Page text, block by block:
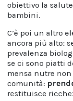
obiettivo la
bambini.
C’è poi un altro
ancora più alto:
prevalenza
se ci sono piatti
mensa nutre
comunità:
restituisce